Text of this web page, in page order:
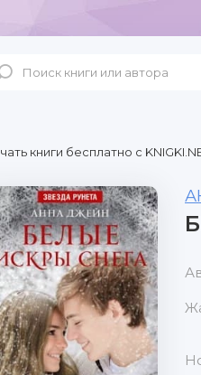
книги бесплатно c